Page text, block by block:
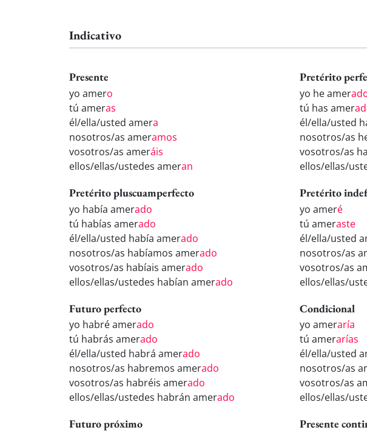
Indicativo
Presente
yo amero
tú ameras
él/ella/usted amera
nosotros/as ameramos
vosotros/as ameráis
ellos/ellas/ustedes ameran
Pretérito
yo he amer
tú has amer
él/ella/usted
nosotros/as
vosotros/as
ellos/ellas/
Pretérito pluscuamperfecto
yo había amerado
tú habías amerado
él/ella/usted había amerado
nosotros/as habíamos amerado
vosotros/as habíais amerado
ellos/ellas/ustedes habían amerado
Pretérito
yo ameré
tú ameraste
él/ella/usted
nosotros/as
vosotros/as
ellos/ellas/
Futuro perfecto
yo habré amerado
tú habrás amerado
él/ella/usted habrá amerado
nosotros/as habremos amerado
vosotros/as habréis amerado
ellos/ellas/ustedes habrán amerado
Condicional
yo ameraría
tú amerarías
él/ella/usted
nosotros/as
vosotros/as
ellos/ellas/
Futuro próximo Presente